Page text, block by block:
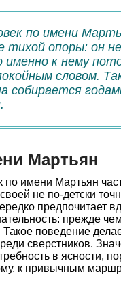
по имени
тихой опоры: он
именно к нему
словом.
собирается
Мартьян
по имени Мартьян
не по-детски
предпочитает
прежде
Такое поведение
сверстников.
в ясности,
к привычным